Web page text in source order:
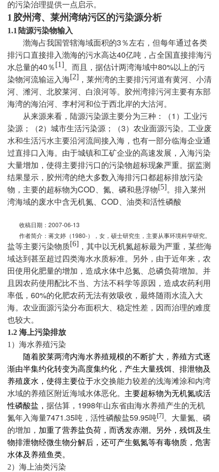
的污染治理提供一点启示。
1 胶州湾、莱州湾纳污区的污染源分析
1.1 陆源污染物输入
渤海占我国管辖海域面积的3 ％左右，但每年通过各类
排污口直接排入渤海的污水高达40亿吨，占全国直接排海污
水总量的40 ％[1]。而且，据估计两湾海域中80%以上的污
染物河流输运入海[2] ，莱州湾的主要排污河道有黄河、小清
河、潍河、北胶莱河、白浪河等。胶州湾排污河主要有东部
海湾的海泊河、李村河和位于西北岸的大沽河。
从来源来看，陆源污染源主要分为三种：（1 ）工业污
染源；（2）城市生活污染源；（3）农业面源污染。工业废
水和生活污水主要沿河流间接入海，也有一部分临海企业通
过直排口入海。由于城镇和工矿企业的高速发展，入海污染
大量增加，使得主要排污口的污染物超标现象严重。据监测
结果显示，胶州湾的绝大多数入海排污口都超标排放污染
物，主要的超标物为COD 、氮、磷和悬浮物[5]。排入莱州
湾海域的废水中含无机氮、 COD 、油类和活性磷酸
收稿日期： 2007-06-13
作者简介：蒋文婷（ 1980-），女，硕士研究生，主要从事环境科学研究。
盐等主要污染物质[6] ，其中以无机氮超标最为严重，某些海
域达到甚至超过四类海水水质标准。另外，由于近年来，农
田使用化肥量的增加， 造成水体中总氮、总磷负荷增加。并
且因农药使用配比不当、方法不科学等原因，造成农药利用
率低， 60%的化肥农药无法有效吸收，最终随雨水流入大
海。农业面源污染分布面积大、稳定性差，因而治理的难度
也较大。
1.2 海上污染排放
1 ）海水养殖污染
随着胶莱两湾内海水养殖规模的不断扩大，养殖方式逐
渐由半集约化转变为高度集约化，产生大量残饵、排泄物及
养殖废水，使得主要位于水交换能力较差的浅海滩涂和内湾
水域的养殖区附近海域水体恶化。 主要超标物为无机氮或活
性磷酸盐， 据估算， 1998年山东省由海水养殖产生的无机
氮年入海量7471.35吨，活性磷酸盐59.95吨[7] 。大量氮、磷
的增加， 加重了营养盐负荷，而诱发赤潮。另外，残饵及生
物排泄物经微生物分解后，还可产生氨氮等有毒物质，危害
水体及养殖鱼类。
2）海上油类污染